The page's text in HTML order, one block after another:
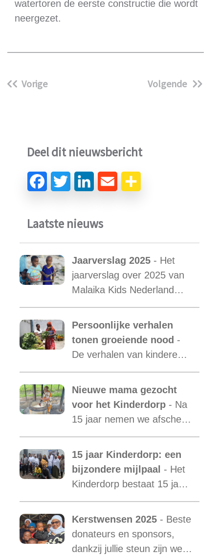
watertoren de eerste constructie die wordt
neergezet.
Vorige Volgende
Deel dit nieuwsbericht
Laatste nieuws
Jaarverslag 2025 - Het
jaarverslag over 2025 van
Malaika Kids Nederland
met daarin opgenomen het
verslag van de activiteiten
van Malaika Kids Tanzania
is uit.
Persoonlijke verhalen
tonen groeiende nood -
De verhalen van kinderen
laten zien hoe essentieel
onze ondersteuning is,
terwijl de vraag blijft
toenemen.
Nieuwe mama gezocht
voor het Kinderdorp - Na
15 jaar nemen we afscheid
van Mama Ester. We
starten de zoektocht naar
een nieuwe mama met een
warm hart voor onze
15 jaar Kinderdorp: een
bijzondere mijlpaal - Het
Kinderdorp bestaat 15 jaar
en groeide uit tot een plek
waar honderden kinderen
een stabiele toekomst
vonden.
Kerstwensen 2025 - Beste
donateurs en sponsors,
dankzij jullie steun zijn we